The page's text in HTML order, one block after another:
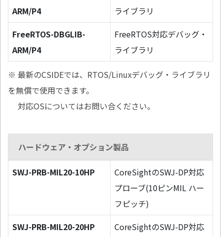
ARM/P4
ライブラリ
FreeRTOS-DBGLIB-
ARM/P4
FreeRTOS対応デバッグ・
ライブラリ
※ 最新のCSIDEでは、RTOS/Linuxデバッグ・ライブラリ
を無償で使用できます。
対応OSについてはお問い合ください。
ハードウェア・オプション製品
SWJ-PRB-MIL20-10HP
CoreSightのSWJ-DP対応
プローブ(10ピンMIL ハー
フピッチ)
SWJ-PRB-MIL20-20HP
CoreSightのSWJ-DP対応